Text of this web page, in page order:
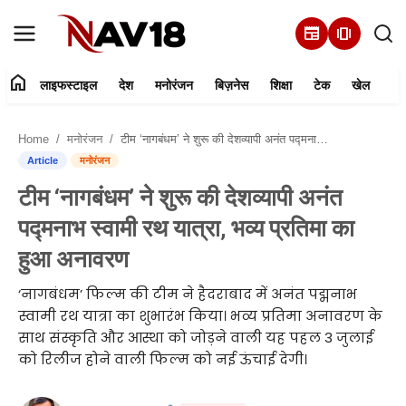
newspaper amp_stories
लाइफस्टाइल
देश
मनोरंजन
बिज़नेस
हमारे बारे में
home लाइफस्टाइल देश मनोरंजन बिज़नेस शिक्षा टेक खेल
Home मनोरंजन टीम ‘नागबंधम’ ने शुरू की देशव्यापी अनंत पद्मनाभ स्वामी रथ यात्रा, भव्य प्रतिमा का हुआ अनावरण
Article मनोरंजन
टीम ‘नागबंधम’ ने शुरू की देशव्यापी अनंत
पद्मनाभ स्वामी रथ यात्रा, भव्य प्रतिमा का
हुआ अनावरण
‘नागबंधम’ फिल्म की टीम ने हैदराबाद में अनंत पद्मनाभ
स्वामी रथ यात्रा का शुभारंभ किया। भव्य प्रतिमा अनावरण के
साथ संस्कृति और आस्था को जोड़ने वाली यह पहल 3 जुलाई
को रिलीज होने वाली फिल्म को नई ऊंचाई देगी।